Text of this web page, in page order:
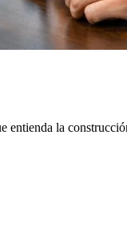
la